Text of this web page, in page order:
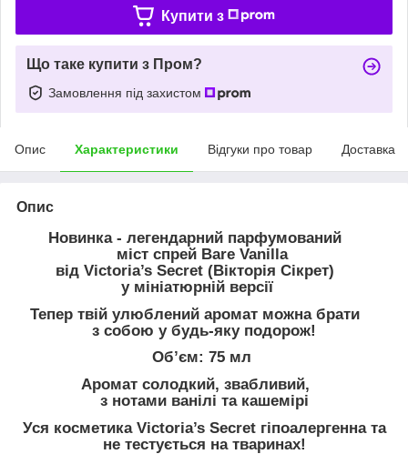
Купити з
Що таке купити з Пром?
Замовлення під захистом
Опис Характеристики Відгуки про товар Доставка
Опис
Новинка - легендарний парфумований
міст спрей Bare Vanilla
від Victoria’s Secret (Вікторія Сікрет)
у мініатюрній версії
Тепер твій улюблений аромат можна брати
з собою у будь-яку подорож!
Об’єм: 75 мл
Аромат солодкий, звабливий,
з нотами ванілі та кашемірі
Уся косметика Victoria’s Secret гіпоалергенна та
не тестується на тваринах!